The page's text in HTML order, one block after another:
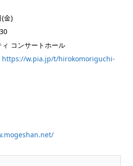
(金)
ィ コンサートホール
https://w.pia.jp/t/hirokomoriguchi-